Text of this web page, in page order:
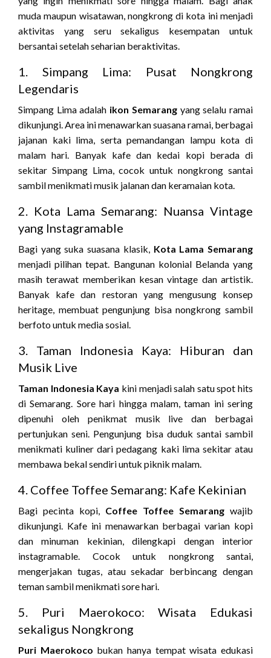
muda maupun wisatawan, nongkrong di kota ini menjadi
aktivitas yang seru sekaligus kesempatan untuk
bersantai setelah seharian beraktivitas.
1. Simpang Lima: Pusat Nongkrong
Legendaris
Simpang Lima adalah ikon Semarangyang selalu ramai
dikunjungi. Area ini menawarkan suasana ramai, berbagai
jajanan kaki lima, serta pemandangan lampu kota di
malam hari. Banyak kafe dan kedai kopi berada di
sekitar Simpang Lima, cocok untuk nongkrong santai
sambil menikmati musik jalanan dan keramaian kota.
2. Kota Lama Semarang: Nuansa Vintage
yang Instagramable
Bagi yang suka suasana klasik, Kota Lama Semarang
menjadi pilihan tepat. Bangunan kolonial Belanda yang
masih terawat memberikan kesan vintage dan artistik.
Banyak kafe dan restoran yang mengusung konsep
heritage, membuat pengunjung bisa nongkrong sambil
berfoto untuk media sosial.
3. Taman Indonesia Kaya: Hiburan dan
Musik Live
Taman Indonesia Kaya kini menjadi salah satu spot hits
di Semarang. Sore hari hingga malam, taman ini sering
dipenuhi oleh penikmat musik live dan berbagai
pertunjukan seni. Pengunjung bisa duduk santai sambil
menikmati kuliner dari pedagang kaki lima sekitar atau
membawa bekal sendiri untuk piknik malam.
4. Coffee Toffee Semarang: Kafe Kekinian
Bagi pecinta kopi, Coffee Toffee Semarang wajib
dikunjungi. Kafe ini menawarkan berbagai varian kopi
dan minuman kekinian, dilengkapi dengan interior
instagramable. Cocok untuk nongkrong santai,
mengerjakan tugas, atau sekadar berbincang dengan
teman sambil menikmati sore hari.
5. Puri Maerokoco: Wisata Edukasi
sekaligus Nongkrong
Puri Maerokoco bukan hanya tempat wisata edukasi